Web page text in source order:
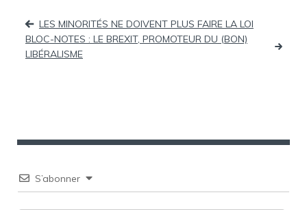
Navigation
de
LES MINORITÉS NE DOIVENT PLUS FAIRE LA LOI
BLOC-NOTES : LE BREXIT, PROMOTEUR DU (BON)
LIBÉRALISME
S’abonner